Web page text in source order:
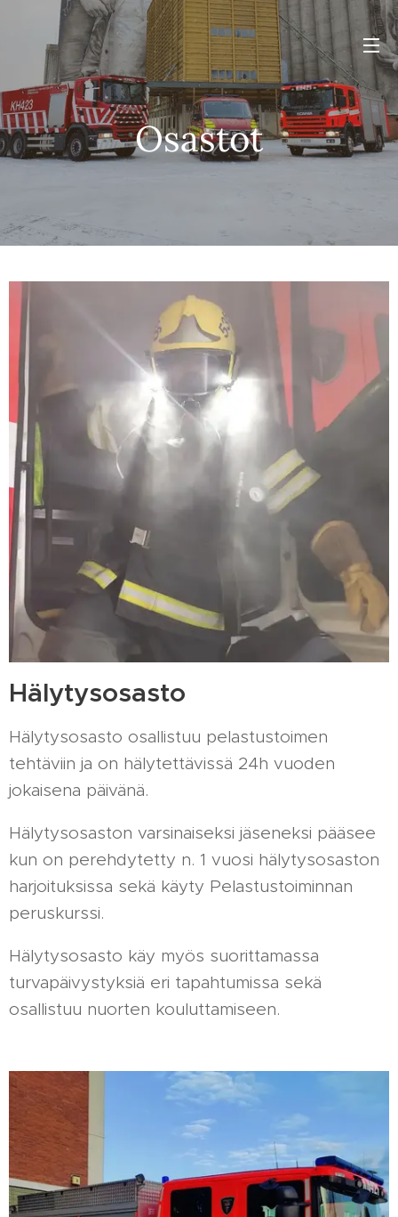
Osastot
Hälytysosasto
Hälytysosasto osallistuu pelastustoimen
tehtäviin ja on hälytettävissä 24h vuoden
jokaisena päivänä.
Hälytysosaston varsinaiseksi jäseneksi pääsee
kun on perehdytetty n. 1 vuosi hälytysosaston
harjoituksissa sekä käyty Pelastustoiminnan
peruskurssi.
Hälytysosasto käy myös suorittamassa
turvapäivystyksiä eri tapahtumissa sekä
osallistuu nuorten kouluttamiseen.